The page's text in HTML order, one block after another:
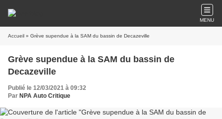
MENU
Accueil » Grève supendue à la SAM du bassin de Decazeville
Grève supendue à la SAM du bassin de
Decazeville
Publié le 12/03/2021 à 09:32
Par NPA Auto Critique